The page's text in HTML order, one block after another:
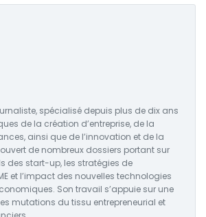
spécialisé depuis plus de dix ans
de la création d’entreprise, de la
ainsi que de l’innovation et de la
de nombreux dossiers portant sur
des start-up, les stratégies de
et l’impact des nouvelles technologies
Son travail s’appuie sur une
mutations du tissu entrepreneurial et